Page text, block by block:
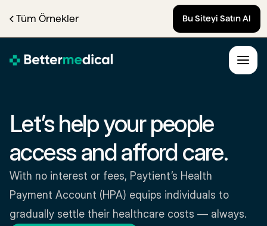
Tüm Örnekler Bu Siteyi Satın Al